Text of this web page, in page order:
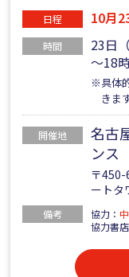
日程 10月
時間
23日
～18
※具体
きます
開催地
名古
ンス
〒
ートタ
備考 協力：
協力書店